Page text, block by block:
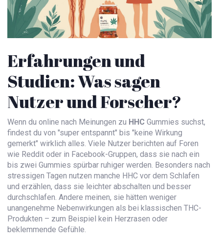
Erfahrungen und
Studien: Was sagen
Nutzer und Forscher?
Wenn du online nach Meinungen zu HHC Gummies suchst,
findest du von "super entspannt" bis "keine Wirkung
gemerkt" wirklich alles. Viele Nutzer berichten auf Foren
wie Reddit oder in Facebook-Gruppen, dass sie nach ein
bis zwei Gummies spürbar ruhiger werden. Besonders nach
stressigen Tagen nutzen manche HHC vor dem Schlafen
und erzählen, dass sie leichter abschalten und besser
durchschlafen. Andere meinen, sie hätten weniger
unangenehme Nebenwirkungen als bei klassischen THC-
Produkten – zum Beispiel kein Herzrasen oder
beklemmende Gefühle.